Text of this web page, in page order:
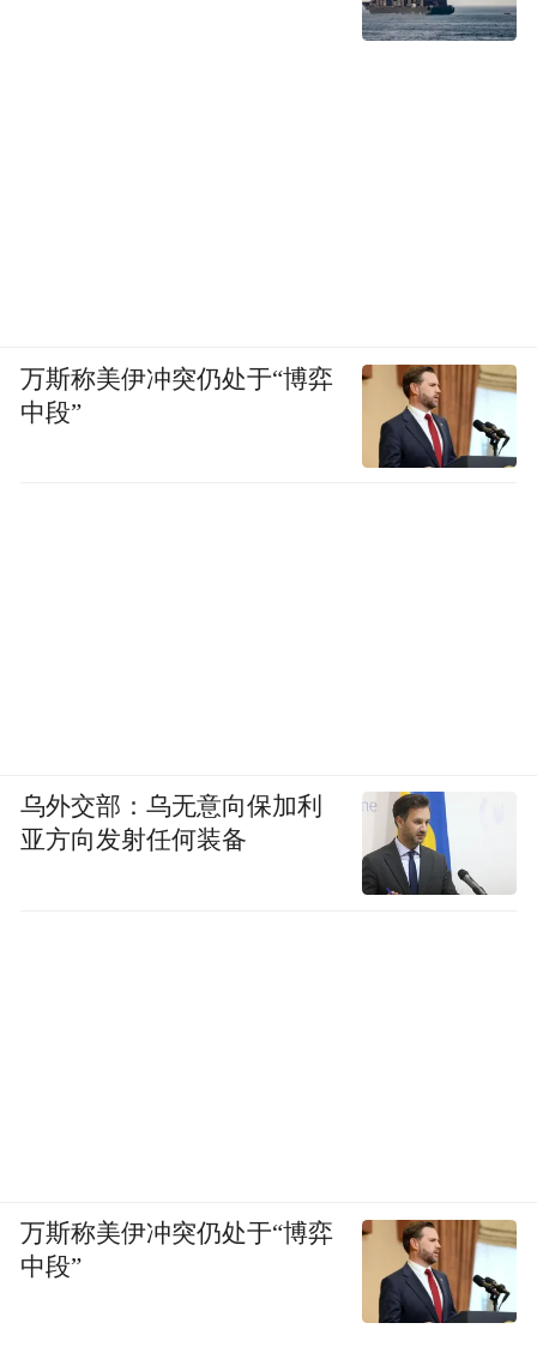
万斯称美伊冲突仍处于“博弈
中段”
乌外交部：乌无意向保加利
亚方向发射任何装备
万斯称美伊冲突仍处于“博弈
中段”